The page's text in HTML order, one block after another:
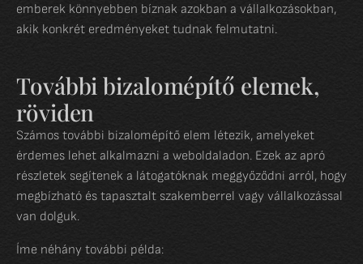
emberek könnyebben bíznak azokban a vállalkozásokban,
akik konkrét eredményeket tudnak felmutatni.
További bizalomépítő elemek,
röviden
Számos további bizalomépítő elem létezik, amelyeket
érdemes lehet alkalmazni a weboldaladon. Ezek az apró
részletek segítenek a látogatóknak meggyőződni arról, hogy
megbízható és tapasztalt szakemberrel vagy vállalkozással
van dolguk.
Íme néhány további példa: